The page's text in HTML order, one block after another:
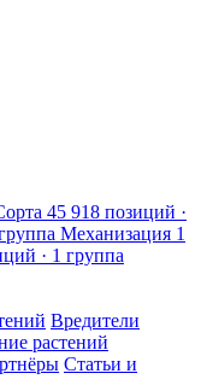
45 918 позиций ·
Механизация 1
· 1 группа
Вредители
растений
Статьи и